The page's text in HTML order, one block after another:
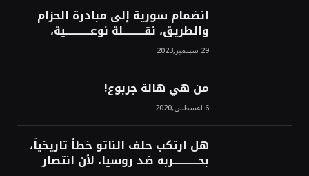
انضمام سورية إلى مبادرة الحزام
والطريق، نقــــــــــلة نوعــــــــــــية،
استراتيجية، تاريخية، نهائية، نحو
الشرق!محمد محسن29 سبتمبر,2023
من هي هالة جربوع!
6 أغسطس,2020
هل ارتكب حلف الناتو خطأً تاريخياً،
بحــــــــــــربه ضد روسيا، لأن انتصار